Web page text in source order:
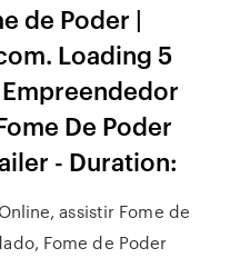
de Poder |
Loading 5
De Poder
- Duration:
assistir Fome de
Fome de Poder